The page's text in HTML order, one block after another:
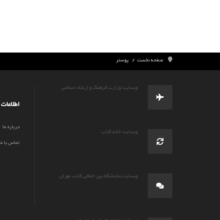
صفحه نخست پوستر
وبسایت وزارت فرهنگ و ارشاد اسلامی
وبسایت خانه کتاب
وبسایت نمایشگاه بین المللی کتاب تهران
اطلاعات
درباره ما
تماس با